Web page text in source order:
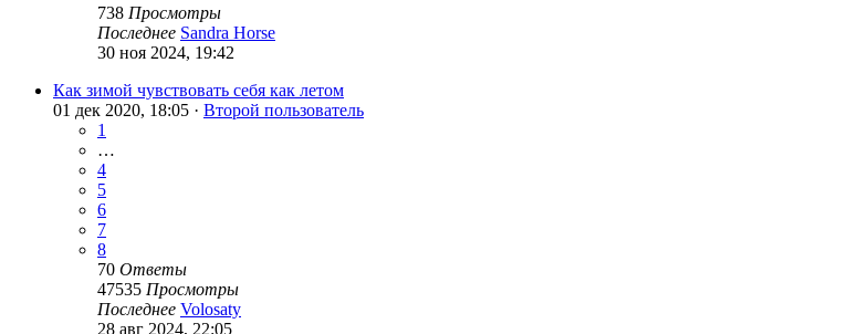
738 Просмотры
Последнее Sandra Horse
30 ноя 2024, 19:42
Как зимой чувствовать себя как летом
01 дек 2020, 18:05 · Второй пользователь
1
…
4
5
6
7
8
70 Ответы
47535 Просмотры
Последнее Volosaty
28 авг 2024, 22:05